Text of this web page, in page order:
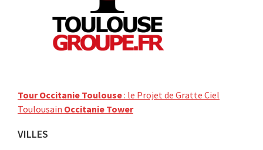
Tour Occitanie Toulouse: le Projet de Gratte Ciel
Toulousain Occitanie Tower
VILLES